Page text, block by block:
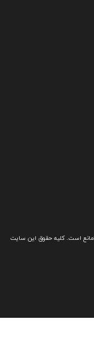
است. کلیه حقوق این سایت